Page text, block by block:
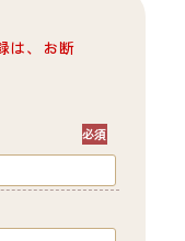
は、お断